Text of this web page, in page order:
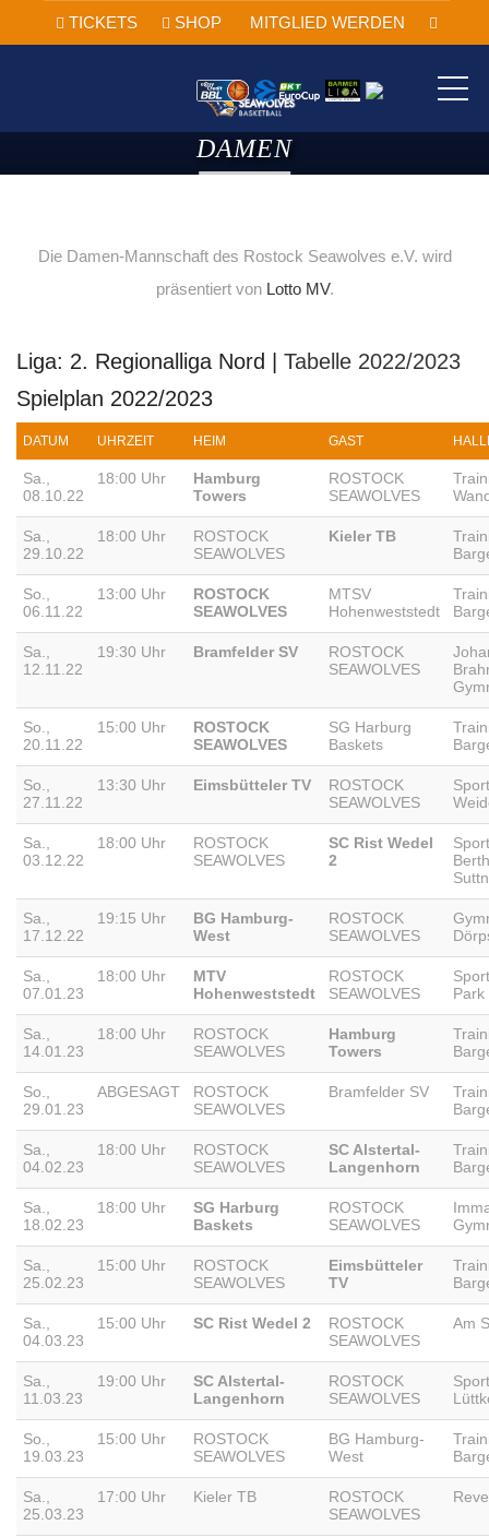
TICKETS SHOP MITGLIED WERDEN
DAMEN
Die Damen-Mannschaft des Rostock Seawolves e.V. wird
präsentiert von Lotto MV.
Liga: 2. Regionalliga Nord | Tabelle 2022/2023
Spielplan 2022/2023
DATUM UHRZEIT HEIM GAST
Sa.,
08.10.22
18:00 Uhr
Hamburg
Towers
ROSTOCK
SEAWOLVES
Sa.,
29.10.22
18:00 Uhr
ROSTOCK
SEAWOLVES
Kieler TB
So.,
06.11.22
13:00 Uhr
ROSTOCK
SEAWOLVES
MTSV
Hohenweststedt
Sa.,
12.11.22
19:30 Uhr Bramfelder SV
ROSTOCK
SEAWOLVES
So.,
20.11.22
15:00 Uhr
ROSTOCK
SEAWOLVES
SG Harburg
Baskets
So.,
27.11.22
13:30 Uhr Eimsbütteler TV
ROSTOCK
SEAWOLVES
Sa.,
03.12.22
18:00 Uhr
ROSTOCK
SEAWOLVES
SC Rist Wedel
2
Sa.,
17.12.22
19:15 Uhr
BG Hamburg-
West
ROSTOCK
SEAWOLVES
Sa.,
07.01.23
18:00 Uhr
MTV
Hohenweststedt
ROSTOCK
SEAWOLVES
Park
Sa.,
14.01.23
18:00 Uhr
ROSTOCK
SEAWOLVES
Hamburg
Towers
So.,
29.01.23
ABGESAGT
ROSTOCK
SEAWOLVES
Bramfelder SV
Sa.,
04.02.23
18:00 Uhr
ROSTOCK
SEAWOLVES
SC Alstertal-
Langenhorn
Sa.,
18.02.23
18:00 Uhr
SG Harburg
Baskets
ROSTOCK
SEAWOLVES
Sa.,
25.02.23
15:00 Uhr
ROSTOCK
SEAWOLVES
Eimsbütteler
TV
Sa.,
04.03.23
15:00 Uhr SC Rist Wedel 2
ROSTOCK
SEAWOLVES
Am
Sa.,
11.03.23
19:00 Uhr
SC Alstertal-
Langenhorn
ROSTOCK
SEAWOLVES
So.,
19.03.23
15:00 Uhr
ROSTOCK
SEAWOLVES
BG Hamburg-
West
Sa.,
25.03.23
17:00 Uhr Kieler TB
ROSTOCK
SEAWOLVES